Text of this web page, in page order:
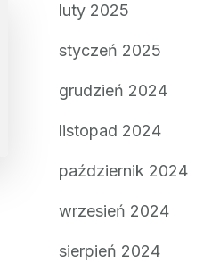
luty 2025
styczeń 2025
grudzień 2024
listopad 2024
październik 2024
wrzesień 2024
sierpień 2024